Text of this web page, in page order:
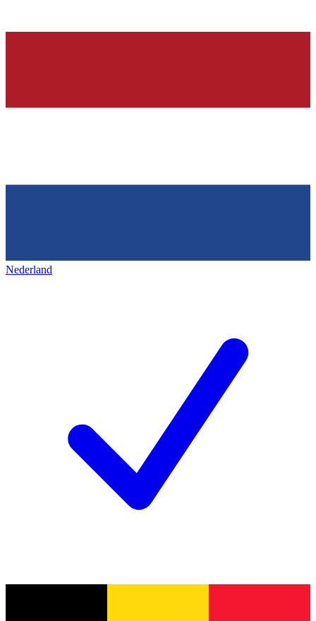
Nederland